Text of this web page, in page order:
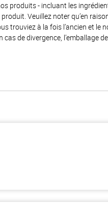
produits - incluant les
Veuillez noter qu’en
trouviez à la fois l’ancien et le
de divergence, l’emballage